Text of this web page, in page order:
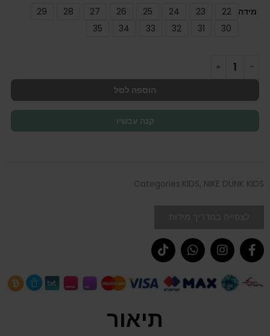
מידה 22
23
24
25
26
27
28
29
30
31
32
33
34
35
הוספה לסל
קנה עכשיו
Categories KIDS, NIKE DUNK KIDS
תיאור